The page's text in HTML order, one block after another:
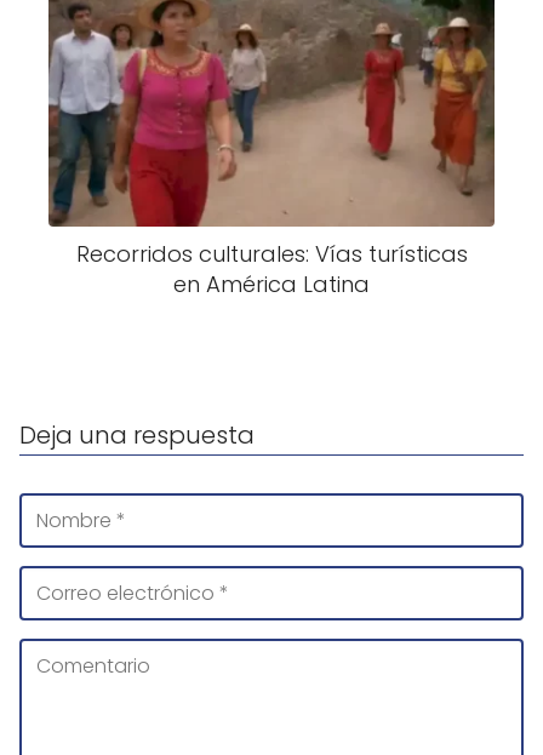
Recorridos culturales: Vías turísticas
en América Latina
Deja una respuesta